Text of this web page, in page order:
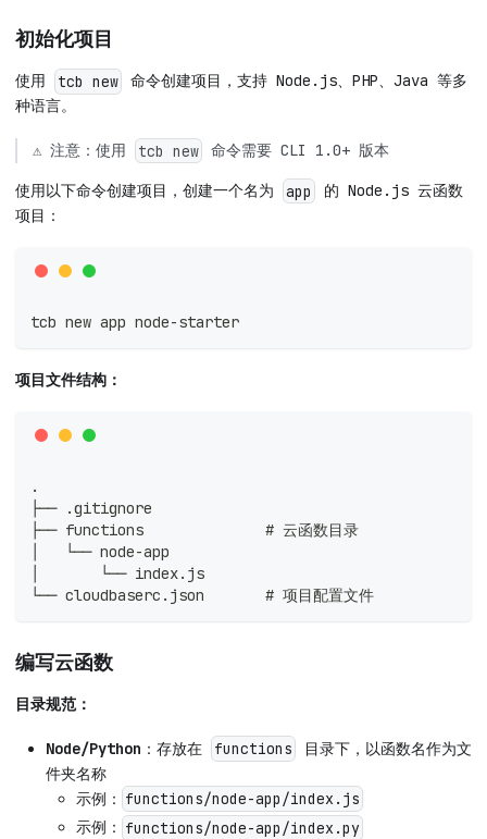
初始化项目
使用 tcb new
命令创建项目，支持 Node.js、PHP、Java 等多
种语言。
⚠️ 注意：使用 tcb new 命令需要 CLI 1.0+ 版本
使用以下命令创建项目，创建一个名为 app
的 Node.js 云函数
项目：
tcb new app node-starter
项目文件结构：
.
├── .gitignore
├── functions              # 云函数目录
│   └── node-app
│       └── index.js
└── cloudbaserc.json       # 项目配置文件
编写云函数
目录规范：
Node/Python ：存放在 functions
目录下，以函数名作为文
件夹名称
示例： functions/node-app/index.js
示例： functions/node-app/index.py